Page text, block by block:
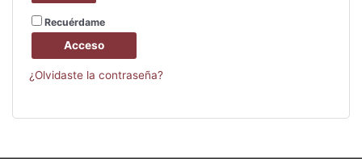
Recuérdame
Acceso
¿Olvidaste la contraseña?